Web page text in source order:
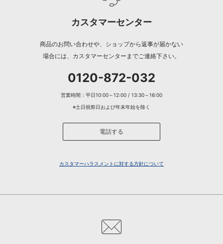
カスタマーセンター
商品のお問い合わせや、ショップから返事が届かない
場合には、カスタマーセンターまでご連絡下さい。
0120-872-032
営業時間：平日10:00～12:00 / 13:30～16:00
※土日祝祭日および年末年始を除く
電話する
カスタマーハラスメントに対する方針について